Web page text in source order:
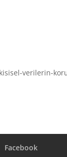
verilerin-
Facebook